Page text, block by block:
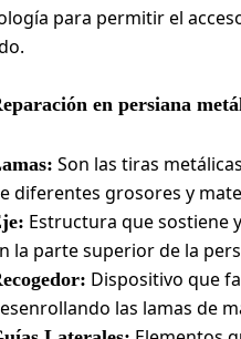
para permitir el
en persiana
Son las tiras
diferentes grosores y
Estructura que sostiene
la parte superior de la
Dispositivo que
las lamas de